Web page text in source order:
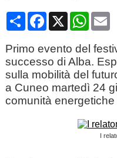
CondividiFacebook
X
Primo evento del
successo di Alba.
sulla mobilità del
a Cuneo martedì 24
comunità energetiche
I